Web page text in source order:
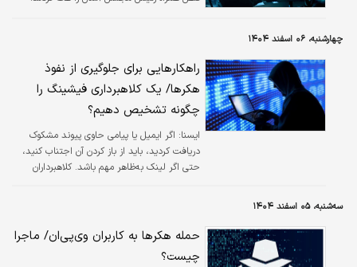
چهارشنبه، ۰۶ اسفند ۱۴۰۴
راهکارهایی برای جلوگیری از نفوذ
هکرها/ یک کلاهبرداری فیشینگ را
چگونه تشخیص دهیم؟
ایسنا: اگر ایمیل یا پیامی حاوی پیوند مشکوک
دریافت کردید، باید از باز کردن آن اجتناب کنید،
حتی اگر لینک به‌ظاهر مهم باشد. کلاهبرداران
سه‌شنبه، ۰۵ اسفند ۱۴۰۴
حمله هکرها به کاربران وی‌پی‌ان‌/ ماجرا
چیست؟